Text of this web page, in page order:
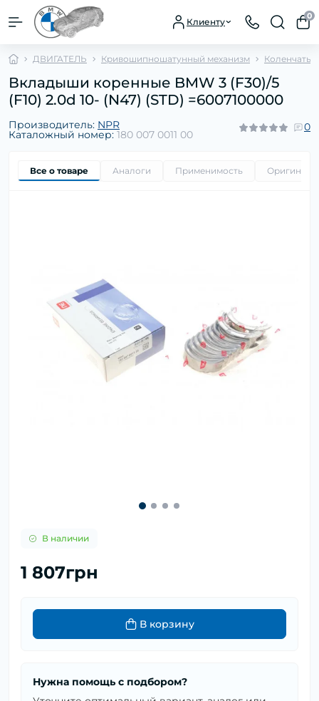
Клиенту
0
ДВИГАТЕЛЬ Кривошипношатунный механизм
Вкладыши коренные BMW 3 (F30)/5
(F10) 2.0d 10- (N47) (STD) =6007100000
Производитель: NPR
Каталожный номер: 180 007 0011 00
0
Все о товаре Аналоги Применимость
В наличии
1 807грн
В корзину
Нужна помощь с подбором?